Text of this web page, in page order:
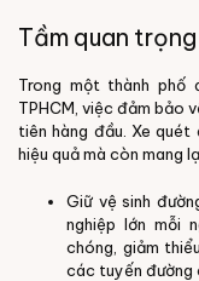
Tầm quan
Trong một thành phố
TPHCM, việc đảm bảo
tiên hàng đầu. Xe
hiệu quả mà còn mang
Giữ vệ sinh
nghiệp lớn mỗi
chóng, giảm
các tuyến đường